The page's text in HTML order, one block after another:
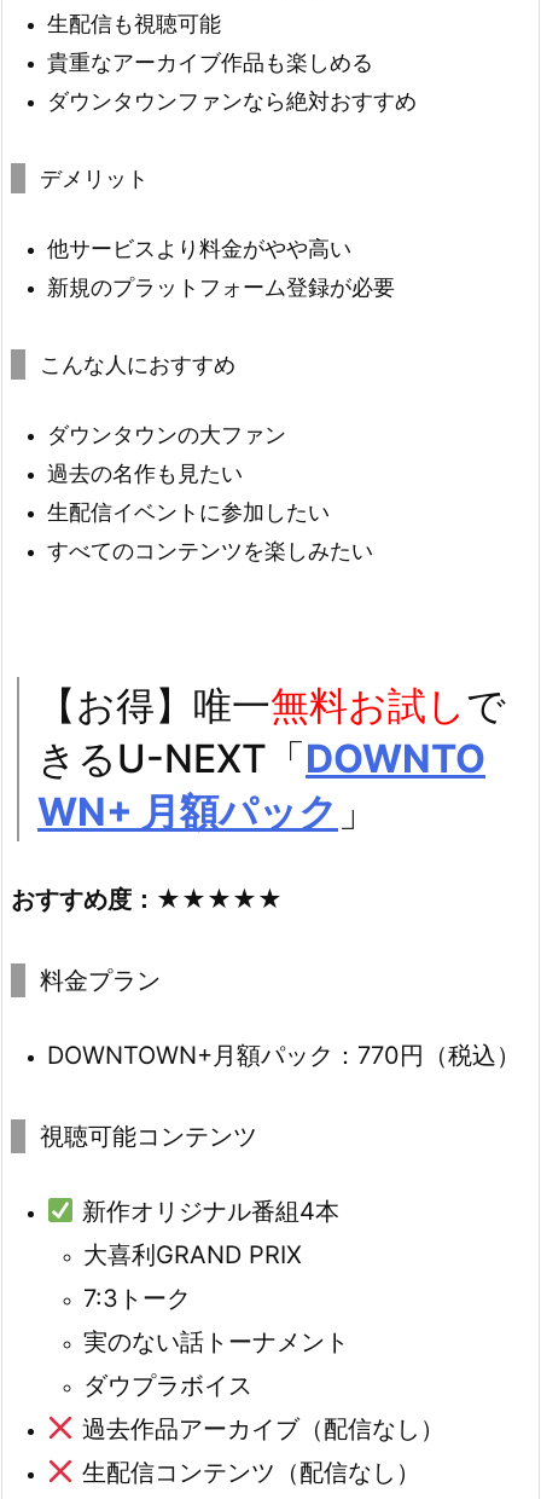
生配信も視聴可能
貴重なアーカイブ作品も楽しめる
ダウンタウンファンなら絶対おすすめ
デメリット
他サービスより料金がやや高い
新規のプラットフォーム登録が必要
こんな人におすすめ
ダウンタウンの大ファン
過去の名作も見たい
生配信イベントに参加したい
すべてのコンテンツを楽しみたい
【お得】唯一無料お試しで
きるU-NEXT「DOWNTO
WN+ 月額パック 」
おすすめ度：★★★★★
料金プラン
DOWNTOWN+月額パック：770円（税込）
視聴可能コンテンツ
新作オリジナル番組4本
大喜利GRAND PRIX
7:3トーク
実のない話トーナメント
ダウプラボイス
過去作品アーカイブ（配信なし）
生配信コンテンツ（配信なし）